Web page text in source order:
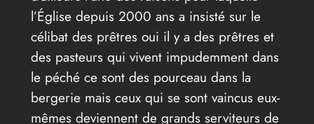
l’Église depuis 2000 ans a insisté sur le
célibat des prêtres oui il y a des prêtres et
des pasteurs qui vivent impudemment dans
le péché ce sont des pourceau dans la
bergerie mais ceux qui se sont vaincus eux-
mêmes deviennent de grands serviteurs de